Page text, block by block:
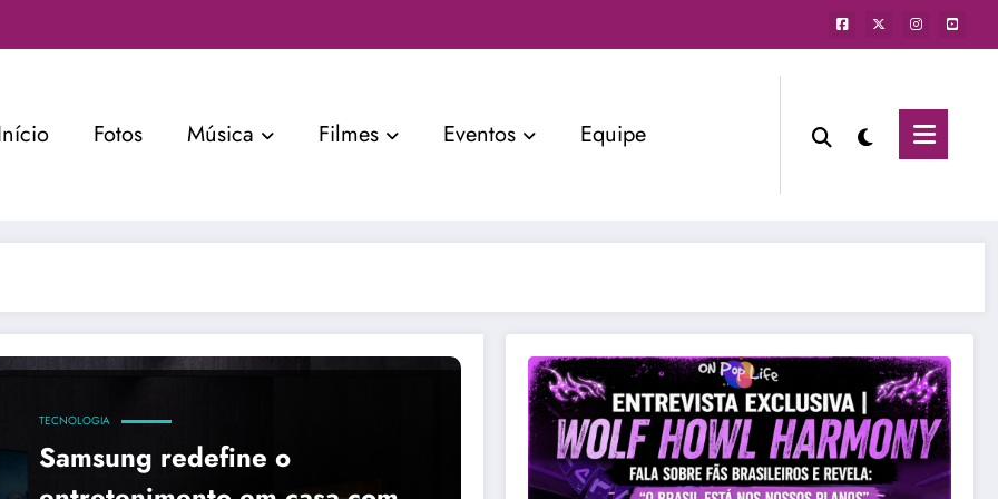
Fotos Música Filmes Eventos Equipe
TECNOLOGIA
Samsung redefine o